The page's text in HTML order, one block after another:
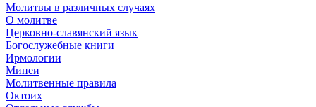
Молитвы в различных случаях
О молитве
Церковно-славянский язык
Богослужебные книги
Ирмологии
Минеи
Молитвенные правила
Октоих